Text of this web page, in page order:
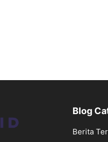
Blog
Berita